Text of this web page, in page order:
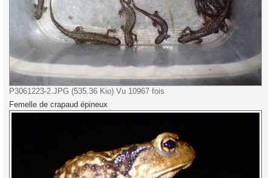
P3061223-2.JPG (535.36 Kio) Vu 10967 fois
Femelle de crapaud épineux